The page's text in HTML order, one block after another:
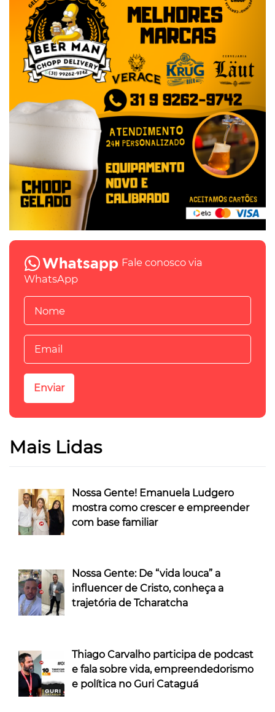
Fale conosco via
WhatsApp
Mais Lidas
Nossa Gente! Emanuela Ludgero
mostra como crescer e empreender
com base familiar
Nossa Gente: De “vida louca” a
influencer de Cristo, conheça a
trajetória de Tcharatcha
Thiago Carvalho participa de podcast
e fala sobre vida, empreendedorismo
e política no Guri Cataguá